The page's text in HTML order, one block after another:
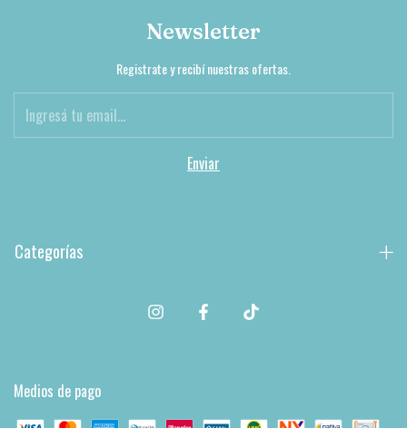
Newsletter
Registrate y recibí nuestras ofertas.
Categorías
Medios de pago